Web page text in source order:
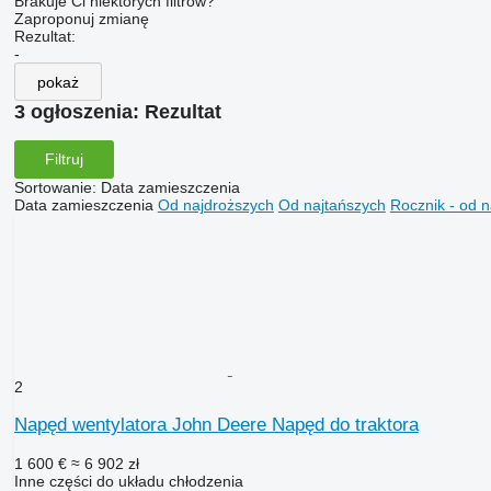
Zaproponuj zmianę
Rezultat:
-
pokaż
3 ogłoszenia: Rezultat
Filtruj
Sortowanie: Data zamieszczenia
Data zamieszczenia Od najdroższych Od najtańszych Rocznik - od
2
Napęd wentylatora John Deere Napęd do traktora
1 600 € ≈ 6 902 zł
Inne części do układu chłodzenia